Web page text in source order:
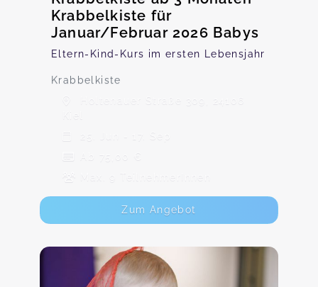
Krabbelkiste für
Januar/Februar 2026 Babys
Eltern-Kind-Kurs im ersten Lebensjahr
Krabbelkiste
Holtenauer Straße 309, 24106
25. Jun - 17. Sep
Ab 75,00 €
Max. 9 TeilnehmerInnen
Zum Angebot